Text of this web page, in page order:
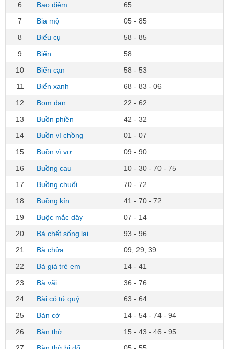
6
Bao diêm
65
7
Bia mộ
05 - 85
8
Biếu cụ
58 - 85
9
Biển
58
10
Biển cạn
58 - 53
11
Biển xanh
68 - 83 - 06
12
Bom đạn
22 - 62
13
Buồn phiền
42 - 32
14
Buồn vì chồng
01 - 07
15
Buồn vì vợ
09 - 90
16
Buồng cau
10 - 30 - 70 - 75
17
Buồng chuối
70 - 72
18
Buồng kín
41 - 70 - 72
19
Buộc mắc dây
07 - 14
20
Bà chết sống lại
93 - 96
21
Bà chửa
09, 29, 39
22
Bà già trẻ em
14 - 41
23
Bà vãi
36 - 76
24
Bài có tứ quý
63 - 64
25
Bàn cờ
14 - 54 - 74 - 94
26
Bàn thờ
15 - 43 - 46 - 95